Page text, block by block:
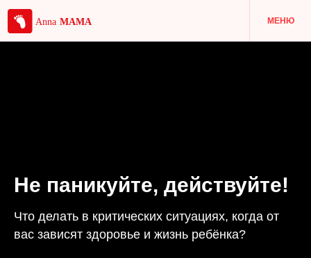
МЕНЮ
Не паникуйте, действуйте!
Что делать в критических ситуациях, когда от
вас зависят здоровье и жизнь ребёнка?